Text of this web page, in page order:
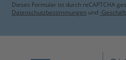
Dieses Formular ist durch reCAPTCHA
Datenschutzbestimmungen und -